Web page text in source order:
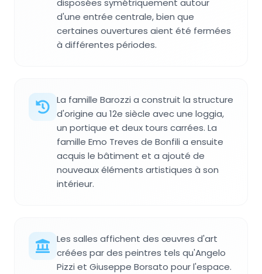
disposées symétriquement autour
d'une entrée centrale, bien que
certaines ouvertures aient été fermées
à différentes périodes.
La famille Barozzi a construit la structure
d'origine au 12e siècle avec une loggia,
un portique et deux tours carrées. La
famille Emo Treves de Bonfili a ensuite
acquis le bâtiment et a ajouté de
nouveaux éléments artistiques à son
intérieur.
Les salles affichent des œuvres d'art
créées par des peintres tels qu'Angelo
Pizzi et Giuseppe Borsato pour l'espace.